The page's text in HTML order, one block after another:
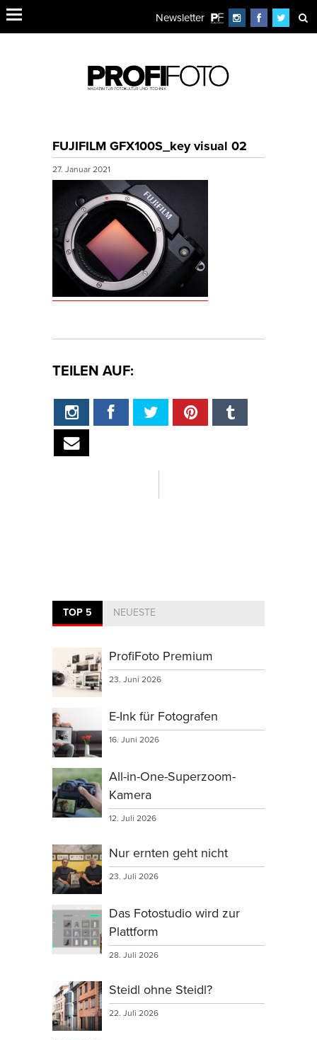
Newsletter
FUJIFILM GFX100S_key visual 02
27. Januar 2021
TEILEN AUF:
TOP 5 NEUESTE
ProfiFoto Premium
23. Juni 2026
E-Ink für Fotografen
16. Juni 2026
All-in-One-Superzoom-
Kamera
12. Juli 2026
Nur ernten geht nicht
23. Juli 2026
Das Fotostudio wird zur
Plattform
28. Juli 2026
Steidl ohne Steidl?
22. Juli 2026